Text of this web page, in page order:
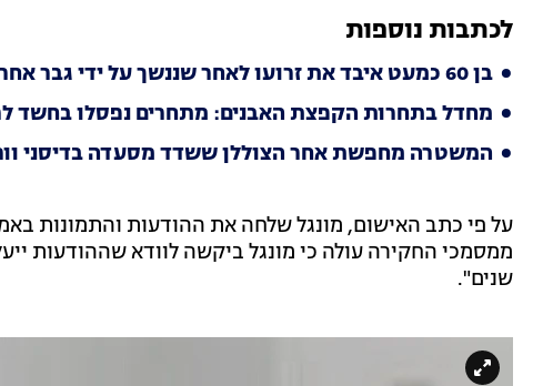
לכתבות נוספות
בן 60 כמעט איבד את זרועו לאחר שננשך על ידי גבר אחר
מחדל בתחרות הקפצת האבנים: מתחרים נפסלו בחשד
המשטרה מחפשת אחר הצוללן ששדד מסעדה בדיסני
על פי כתב האישום, מונגל שלחה את ההודעות והתמונות
שנים".